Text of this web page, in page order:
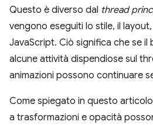
Questo è diverso dal thread
vengono eseguiti lo stile, il
JavaScript. Ciò significa che se
alcune attività dispendiose sul
animazioni possono continuare
Come spiegato in questo
a trasformazioni e opacità